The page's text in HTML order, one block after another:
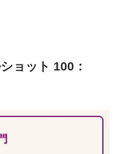
ョット 100：